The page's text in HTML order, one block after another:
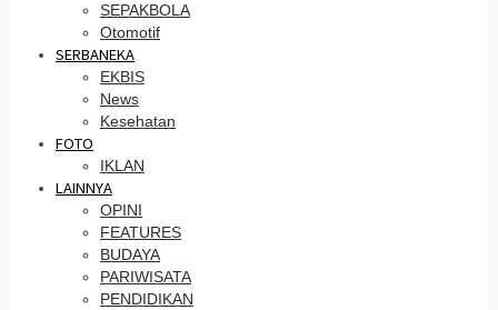
SEPAKBOLA
Otomotif
SERBANEKA
EKBIS
News
Kesehatan
FOTO
IKLAN
LAINNYA
OPINI
FEATURES
BUDAYA
PARIWISATA
PENDIDIKAN